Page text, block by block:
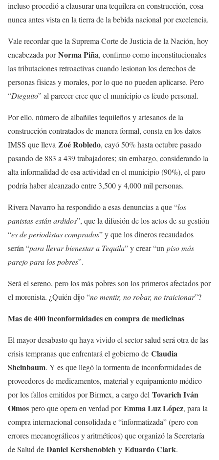
incluso procedió a clausurar una tequilera en construcción, cosa
nunca antes vista en la tierra de la bebida nacional por excelencia.
Vale recordar que la Suprema Corte de Justicia de la Nación, hoy
encabezada porNorma Piña, confirmo como inconstitucionales
las tributaciones retroactivas cuando lesionan los derechos de
personas físicas y morales, por lo que no pueden aplicarse. Pero
“Dieguito” al parecer cree que el municipio es feudo personal.
Por ello, número de albañiles tequileños y artesanos de la
construcción contratados de manera formal, consta en los datos
IMSS que lleva Zoé Robledo, cayó 50% hasta octubre pasado
pasando de 883 a 439 trabajadores; sin embargo, considerando la
alta informalidad de esa actividad en el municipio (90%), el paro
podría haber alcanzado entre 3,500 y 4,000 mil personas.
Rivera Navarro ha respondido a esas denuncias a que “los
panistas están ardidos”, que la difusión de los actos de su gestión
“es de periodistas comprados” y que los dineros recaudados
serán “para llevar bienestar a Tequila” y crear “un piso más
parejo para los pobres”.
Será el sereno, pero los más pobres son los primeros afectados por
el morenista. ¿Quién dijo “no mentir, no robar, no traicionar”?
Mas de 400 inconformidades en compra de medicinas
El mayor desabasto qu haya vivido el sector salud será otra de las
crisis tempranas que enfrentará el gobierno de Claudia
Sheinbaum. Y es que llegó la tormenta de inconformidades de
proveedores de medicamentos, material y equipamiento médico
por los fallos emitidos por Birmex, a cargo del Tovarich Iván
Olmos pero que opera en verdad porEmma Luz López, para la
compra internacional consolidada e “informatizada” (pero con
errores mecanográficos y aritméticos) que organizó la Secretaría
de Salud de Daniel Kershenobich y Eduardo Clark.